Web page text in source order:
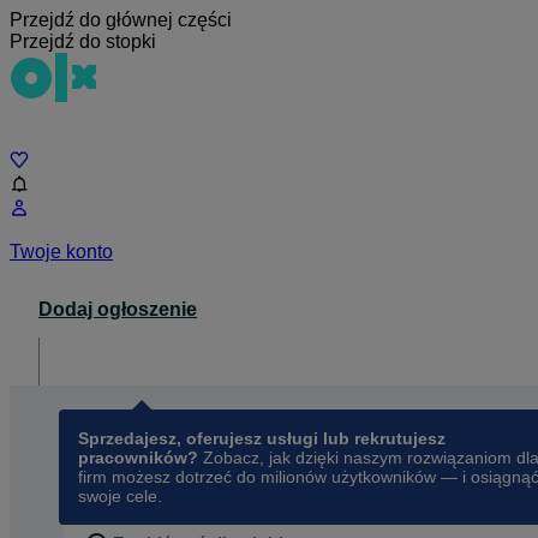
Przejdź do głównej części
Przejdź do stopki
Twoje konto
Dodaj ogłoszenie
Sprzedajesz, oferujesz usługi lub rekrutujesz
pracowników? Zobacz, jak dzięki naszym rozwiązaniom dla
firm możesz dotrzeć do milionów użytkowników — i osiągnąć
swoje cele.